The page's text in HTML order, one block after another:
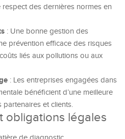
des dernières normes en
: Une bonne gestion des
prévention efficace des risques
liés aux pollutions ou aux
: Les entreprises engagées dans
bénéficient d’une meilleure
et clients.
obligations légales